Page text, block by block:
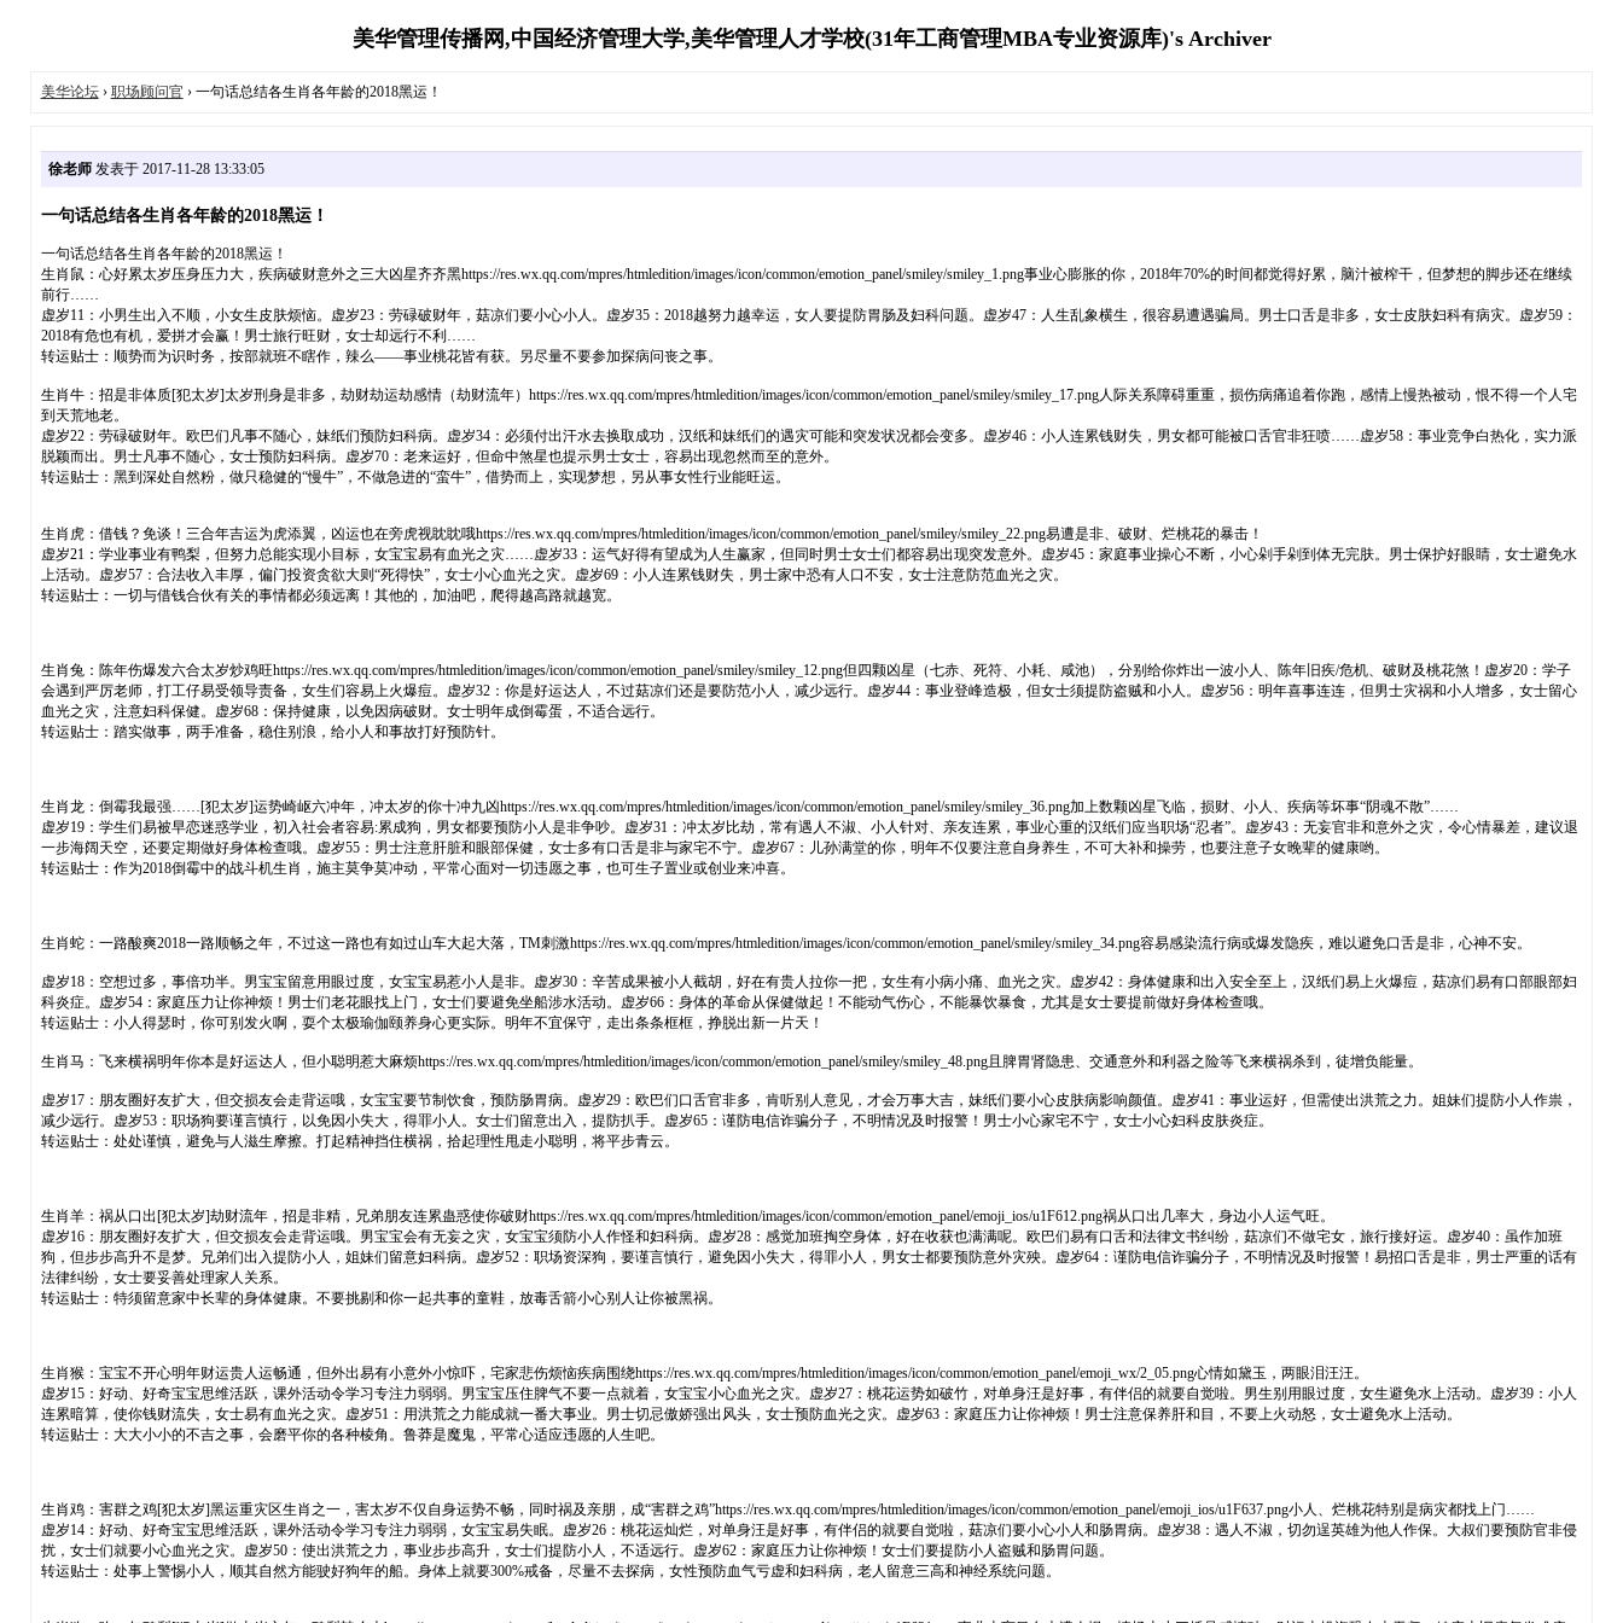
美华管理传播网,中国经济管理大学,美华管理人才学校(31年工商管理MBA专业资源库)'s Archiver
美华论坛› 职场顾问官 › 一句话总结各生肖各年龄的2018黑运！
徐老师发表于 2017-11-28 13:33:05
一句话总结各生肖各年龄的2018黑运！
一句话总结各生肖各年龄的2018黑运！
生肖鼠：心好累太岁压身压力大，疾病破财意外之三大凶星齐齐黑https://res.wx.qq.com/mpres/htmledition/images/icon/common/emotion_panel/smiley/smiley_1.png事业心膨胀的你，2018年70%的时间都觉得好累，脑汁被榨干，但梦想的脚步还在继续
前行……
虚岁11：小男生出入不顺，小女生皮肤烦恼。虚岁23：劳碌破财年，菇凉们要小心小人。虚岁35：2018越努力越幸运，女人要提防胃肠及妇科问题。虚岁47：人生乱象横生，很容易遭遇骗局。男士口舌是非多，女士皮肤妇科有病灾。虚岁59：
2018有危也有机，爱拼才会赢！男士旅行旺财，女士却远行不利……
转运贴士：顺势而为识时务，按部就班不瞎作，辣么——事业桃花皆有获。另尽量不要参加探病问丧之事。
生肖牛：招是非体质[犯太岁]太岁刑身是非多，劫财劫运劫感情（劫财流年）https://res.wx.qq.com/mpres/htmledition/images/icon/common/emotion_panel/smiley/smiley_17.png人际关系障碍重重，损伤病痛追着你跑，感情上慢热被动，恨不得一个人宅
到天荒地老。
虚岁22：劳碌破财年。欧巴们凡事不随心，妹纸们预防妇科病。虚岁34：必须付出汗水去换取成功，汉纸和妹纸们的遇灾可能和突发状况都会变多。虚岁46：小人连累钱财失，男女都可能被口舌官非狂喷……虚岁58：事业竞争白热化，实力派
脱颖而出。男士凡事不随心，女士预防妇科病。虚岁70：老来运好，但命中煞星也提示男士女士，容易出现忽然而至的意外。
转运贴士：黑到深处自然粉，做只稳健的“慢牛”，不做急进的“蛮牛”，借势而上，实现梦想，另从事女性行业能旺运。
生肖虎：借钱？免谈！三合年吉运为虎添翼，凶运也在旁虎视眈眈哦https://res.wx.qq.com/mpres/htmledition/images/icon/common/emotion_panel/smiley/smiley_22.png易遭是非、破财、烂桃花的暴击！
虚岁21：学业事业有鸭梨，但努力总能实现小目标，女宝宝易有血光之灾……虚岁33：运气好得有望成为人生赢家，但同时男士女士们都容易出现突发意外。虚岁45：家庭事业操心不断，小心剁手剁到体无完肤。男士保护好眼睛，女士避免水
上活动。虚岁57：合法收入丰厚，偏门投资贪欲大则“死得快”，女士小心血光之灾。虚岁69：小人连累钱财失，男士家中恐有人口不安，女士注意防范血光之灾。
转运贴士：一切与借钱合伙有关的事情都必须远离！其他的，加油吧，爬得越高路就越宽。
生肖兔：陈年伤爆发六合太岁炒鸡旺https://res.wx.qq.com/mpres/htmledition/images/icon/common/emotion_panel/smiley/smiley_12.png但四颗凶星（七赤、死符、小耗、咸池），分别给你炸出一波小人、陈年旧疾/危机、破财及桃花煞！虚岁20：学子
会遇到严厉老师，打工仔易受领导责备，女生们容易上火爆痘。虚岁32：你是好运达人，不过菇凉们还是要防范小人，减少远行。虚岁44：事业登峰造极，但女士须提防盗贼和小人。虚岁56：明年喜事连连，但男士灾祸和小人增多，女士留心
血光之灾，注意妇科保健。虚岁68：保持健康，以免因病破财。女士明年成倒霉蛋，不适合远行。
转运贴士：踏实做事，两手准备，稳住别浪，给小人和事故打好预防针。
生肖龙：倒霉我最强……[犯太岁]运势崎岖六冲年，冲太岁的你十冲九凶https://res.wx.qq.com/mpres/htmledition/images/icon/common/emotion_panel/smiley/smiley_36.png加上数颗凶星飞临，损财、小人、疾病等坏事“阴魂不散”……
虚岁19：学生们易被早恋迷惑学业，初入社会者容易:累成狗，男女都要预防小人是非争吵。虚岁31：冲太岁比劫，常有遇人不淑、小人针对、亲友连累，事业心重的汉纸们应当职场“忍者”。虚岁43：无妄官非和意外之灾，令心情暴差，建议退
一步海阔天空，还要定期做好身体检查哦。虚岁55：男士注意肝脏和眼部保健，女士多有口舌是非与家宅不宁。虚岁67：儿孙满堂的你，明年不仅要注意自身养生，不可大补和操劳，也要注意子女晚辈的健康哟。
转运贴士：作为2018倒霉中的战斗机生肖，施主莫争莫冲动，平常心面对一切违愿之事，也可生子置业或创业来冲喜。
生肖蛇：一路酸爽2018一路顺畅之年，不过这一路也有如过山车大起大落，TM刺激https://res.wx.qq.com/mpres/htmledition/images/icon/common/emotion_panel/smiley/smiley_34.png容易感染流行病或爆发隐疾，难以避免口舌是非，心神不安。
虚岁18：空想过多，事倍功半。男宝宝留意用眼过度，女宝宝易惹小人是非。虚岁30：辛苦成果被小人截胡，好在有贵人拉你一把，女生有小病小痛、血光之灾。虚岁42：身体健康和出入安全至上，汉纸们易上火爆痘，菇凉们易有口部眼部妇
科炎症。虚岁54：家庭压力让你神烦！男士们老花眼找上门，女士们要避免坐船涉水活动。虚岁66：身体的革命从保健做起！不能动气伤心，不能暴饮暴食，尤其是女士要提前做好身体检查哦。
转运贴士：小人得瑟时，你可别发火啊，耍个太极瑜伽颐养身心更实际。明年不宜保守，走出条条框框，挣脱出新一片天！
生肖马：飞来横祸明年你本是好运达人，但小聪明惹大麻烦https://res.wx.qq.com/mpres/htmledition/images/icon/common/emotion_panel/smiley/smiley_48.png且脾胃肾隐患、交通意外和利器之险等飞来横祸杀到，徒增负能量。
虚岁17：朋友圈好友扩大，但交损友会走背运哦，女宝宝要节制饮食，预防肠胃病。虚岁29：欧巴们口舌官非多，肯听别人意见，才会万事大吉，妹纸们要小心皮肤病影响颜值。虚岁41：事业运好，但需使出洪荒之力。姐妹们提防小人作祟，
减少远行。虚岁53：职场狗要谨言慎行，以免因小失大，得罪小人。女士们留意出入，提防扒手。虚岁65：谨防电信诈骗分子，不明情况及时报警！男士小心家宅不宁，女士小心妇科皮肤炎症。
转运贴士：处处谨慎，避免与人滋生摩擦。打起精神挡住横祸，拾起理性甩走小聪明，将平步青云。
生肖羊：祸从口出[犯太岁]劫财流年，招是非精，兄弟朋友连累蛊惑使你破财https://res.wx.qq.com/mpres/htmledition/images/icon/common/emotion_panel/emoji_ios/u1F612.png祸从口出几率大，身边小人运气旺。
虚岁16：朋友圈好友扩大，但交损友会走背运哦。男宝宝会有无妄之灾，女宝宝须防小人作怪和妇科病。虚岁28：感觉加班掏空身体，好在收获也满满呢。欧巴们易有口舌和法律文书纠纷，菇凉们不做宅女，旅行接好运。虚岁40：虽作加班
狗，但步步高升不是梦。兄弟们出入提防小人，姐妹们留意妇科病。虚岁52：职场资深狗，要谨言慎行，避免因小失大，得罪小人，男女士都要预防意外灾殃。虚岁64：谨防电信诈骗分子，不明情况及时报警！易招口舌是非，男士严重的话有
法律纠纷，女士要妥善处理家人关系。
转运贴士：特须留意家中长辈的身体健康。不要挑剔和你一起共事的童鞋，放毒舌箭小心别人让你被黑祸。
生肖猴：宝宝不开心明年财运贵人运畅通，但外出易有小意外小惊吓，宅家悲伤烦恼疾病围绕https://res.wx.qq.com/mpres/htmledition/images/icon/common/emotion_panel/emoji_wx/2_05.png心情如黛玉，两眼泪汪汪。
虚岁15：好动、好奇宝宝思维活跃，课外活动令学习专注力弱弱。男宝宝压住脾气不要一点就着，女宝宝小心血光之灾。虚岁27：桃花运势如破竹，对单身汪是好事，有伴侣的就要自觉啦。男生别用眼过度，女生避免水上活动。虚岁39：小人
连累暗算，使你钱财流失，女士易有血光之灾。虚岁51：用洪荒之力能成就一番大事业。男士切忌傲娇强出风头，女士预防血光之灾。虚岁63：家庭压力让你神烦！男士注意保养肝和目，不要上火动怒，女士避免水上活动。
转运贴士：大大小小的不吉之事，会磨平你的各种棱角。鲁莽是魔鬼，平常心适应违愿的人生吧。
生肖鸡：害群之鸡[犯太岁]黑运重灾区生肖之一，害太岁不仅自身运势不畅，同时祸及亲朋，成“害群之鸡”https://res.wx.qq.com/mpres/htmledition/images/icon/common/emotion_panel/emoji_ios/u1F637.png小人、烂桃花特别是病灾都找上门……
虚岁14：好动、好奇宝宝思维活跃，课外活动令学习专注力弱弱，女宝宝易失眠。虚岁26：桃花运灿烂，对单身汪是好事，有伴侣的就要自觉啦，菇凉们要小心小人和肠胃病。虚岁38：遇人不淑，切勿逞英雄为他人作保。大叔们要预防官非侵
扰，女士们就要小心血光之灾。虚岁50：使出洪荒之力，事业步步高升，女士们提防小人，不适远行。虚岁62：家庭压力让你神烦！女士们要提防小人盗贼和肠胃问题。
转运贴士：处事上警惕小人，顺其自然方能驶好狗年的船。身体上就要300%戒备，尽量不去探病，女性预防血气亏虚和妇科病，老人留意三高和神经系统问题。